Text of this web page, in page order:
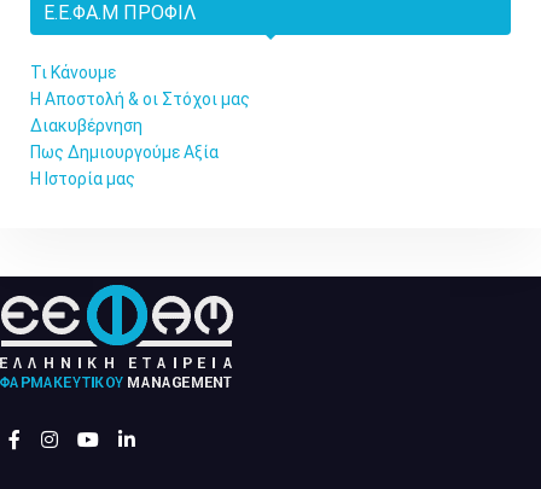
Ε.Ε.ΦΑ.Μ ΠΡΟΦΊΛ
Τι Κάνουμε
Η Αποστολή & οι Στόχοι μας
Διακυβέρνηση
Πως Δημιουργούμε Αξία
Η Ιστορία μας